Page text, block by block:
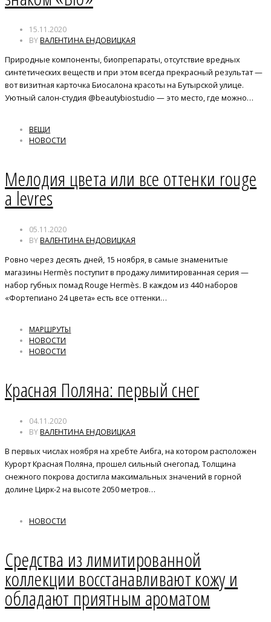
15.11.2020
BYВАЛЕНТИНА ЕНДОВИЦКАЯ
Природные компоненты, биопрепараты, отсутствие вредных
синтетических веществ и при этом всегда прекрасный результат —
вот визитная карточка Биосалона красоты на Бутырской улице.
Уютный салон-студия @beautybiostudio — это место, где можно…
ВЕЩИ
НОВОСТИ
Мелодия цвета или все оттенки rouge
a levres
05.11.2020
BYВАЛЕНТИНА ЕНДОВИЦКАЯ
Ровно через десять дней, 15 ноября, в самые знаменитые
магазины Hermès поступит в продажу лимитированная серия —
набор губных помад Rouge Hermès. В каждом из 440 наборов
«Фортепиано 24 цвета» есть все оттенки…
МАРШРУТЫ
НОВОСТИ
НОВОСТИ
Красная Поляна: первый снег
04.11.2020
BYВАЛЕНТИНА ЕНДОВИЦКАЯ
В первых числах ноября на хребте Аибга, на котором расположен
Курорт Красная Поляна, прошел сильный снегопад. Толщина
снежного покрова достигла максимальных значений в горной
долине Цирк-2 на высоте 2050 метров…
НОВОСТИ
Средства из лимитированной
коллекции восстанавливают кожу и
обладают приятным ароматом